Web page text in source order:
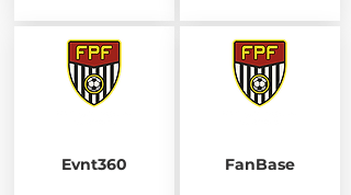
Evnt360 FanBase